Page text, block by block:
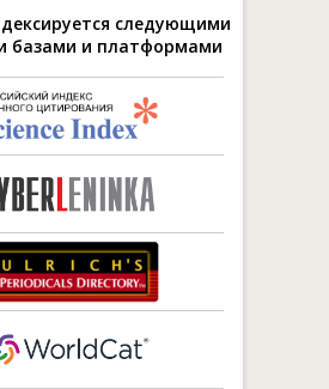
следующими
базами и платформами